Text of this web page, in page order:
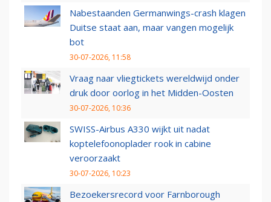
Nabestaanden Germanwings-crash klagen
Duitse staat aan, maar vangen mogelijk
bot
30-07-2026, 11:58
Vraag naar vliegtickets wereldwijd onder
druk door oorlog in het Midden-Oosten
30-07-2026, 10:36
SWISS-Airbus A330 wijkt uit nadat
koptelefoonoplader rook in cabine
veroorzaakt
30-07-2026, 10:23
Bezoekersrecord voor Farnborough